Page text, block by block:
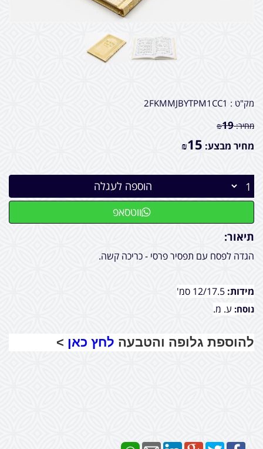
מק"ט : 2FKMMJBYTPM1CC1
מחיר: ₪19
מחיר מבצע: ₪15
הוספה לעגלה
ווטסאפ
תיאור:
הגדה לפסח עם תפסיר פרסי - כריכה קשה.
מידות:
נוסח: ע. מ.
להוספת גלופה והטבעה לחץ כאן >